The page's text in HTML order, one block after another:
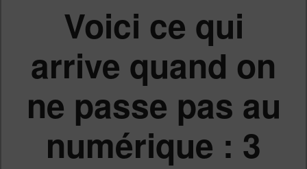
secondaireVoici ce qui
arrive quand on
ne passe pas au
numérique : 3